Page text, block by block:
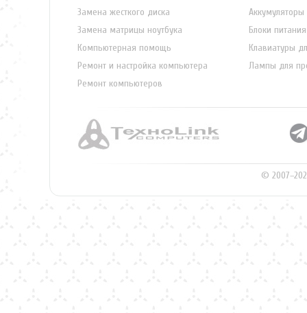
Замена жесткого диска
Замена матрицы ноутбука
Компьютерная помощь
Ремонт и настройка компьютера
Ремонт компьютеров
Блоки
Клавиатуры
Лампы для
©